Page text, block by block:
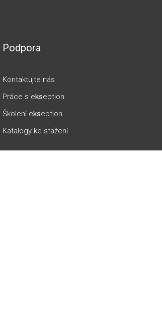
Podpora
Kontaktujte nás
Práce s ekseption
Školení ekseption
Katalogy ke stažení